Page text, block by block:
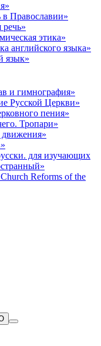
в Православии»
речь»
этика»
английского языка»
язык»
и гимнография»
Русской Церкви»
пения»
Тропари»
для изучающих
Reforms of the